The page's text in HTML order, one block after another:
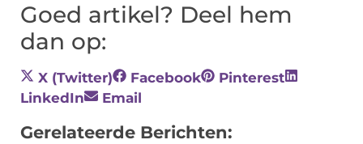
Goed artikel? Deel hem
dan op:
X (Twitter) Facebook
Pinterest
LinkedIn
Email
Gerelateerde Berichten: